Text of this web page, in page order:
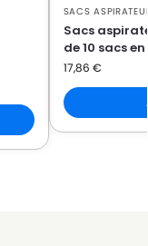
SACS
Sacs
de 10 sacs
17,86 €